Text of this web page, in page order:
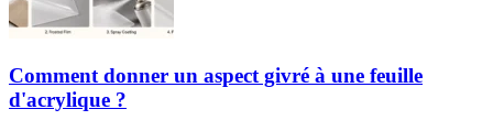
Comment donner un aspect givré à une feuille
d'acrylique ?